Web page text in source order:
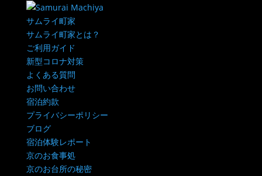
サムライ町家
サムライ町家とは？
ご利用ガイド
新型コロナ対策
よくある質問
お問い合わせ
宿泊約款
プライバシーポリシー
ブログ
宿泊体験レポート
京のお食事処
京のお台所の秘密